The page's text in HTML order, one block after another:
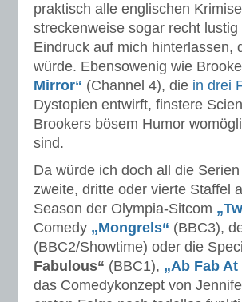
praktisch alle englischen
streckenweise sogar recht
Eindruck auf mich hinterlassen,
würde. Ebensowenig wie
Mirror“ (Channel 4), die in drei
Dystopien entwirft, finstere
Brookers bösem Humor
sind.
Da würde ich doch all die
zweite, dritte oder vierte Staffel
Season der Olympia-Sitcom
Comedy „Mongrels“ (BBC3),
(BBC2/Showtime) oder die
Fabulous“ (BBC1), „Ab Fab At
das Comedykonzept von